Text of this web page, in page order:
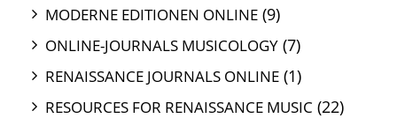
MODERNE EDITIONEN ONLINE (9)
ONLINE-JOURNALS MUSICOLOGY (7)
RENAISSANCE JOURNALS ONLINE (1)
RESOURCES FOR RENAISSANCE MUSIC (22)